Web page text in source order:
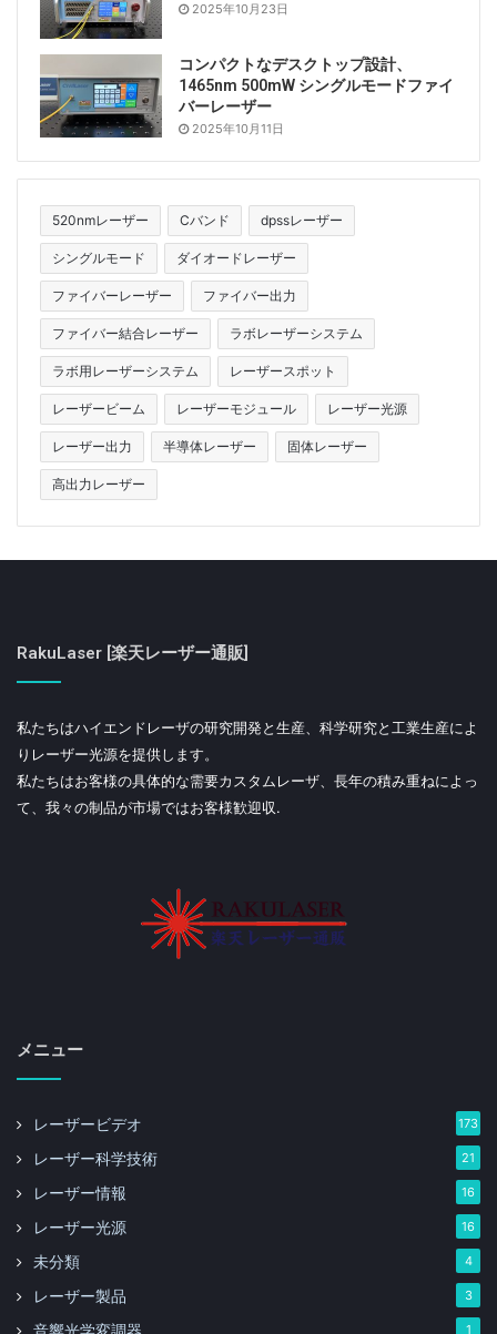
2025年10月23日
コンパクトなデスクトップ設計、
1465nm 500mW シングルモードファイ
バーレーザー
2025年10月11日
520nmレーザー Cバンド dpssレーザー
シングルモード ダイオードレーザー
ファイバーレーザー ファイバー出力
ファイバー結合レーザー ラボレーザーシステム
ラボ用レーザーシステム レーザースポット
レーザービーム レーザーモジュール レーザー光源
レーザー出力 半導体レーザー 固体レーザー
高出力レーザー
RakuLaser [楽天レーザー通販]
私たちはハイエンドレーザの研究開発と生産、科学研究と工業生産によ
りレーザー光源を提供します。
私たちはお客様の具体的な需要カスタムレーザ、長年の積み重ねによっ
て、我々の制品が市場ではお客様歓迎収.
メニュー
レーザービデオ 173
レーザー科学技術 21
レーザー情報 16
レーザー光源 16
未分類 4
レーザー製品 3
1